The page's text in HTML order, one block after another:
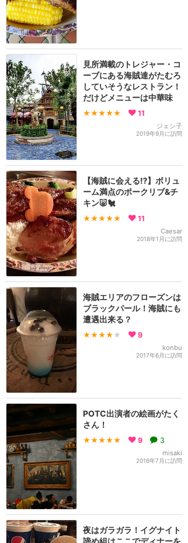
見所満載のトレジャー・コ
ーブにある海賊達がたむろ
していそうなレストラン！
だけどメニューは中華味
★★★★★ 11
ジェシ子
2019年9月に訪問
【海賊に会える⁉️】ボリュ
ーム満点のポークリブ&チ
キン🐷🐔
★★★★★ 11
Caesar
2018年1月に訪問
海賊エリアのフローズンは
ブラックパール！海賊にも
遭遇出来る？
★★★★ ★ 9
konbu
2017年6月に訪問
POTC出演者の絵画がたく
さん！
★★★★★ 9 3
misaki
2016年7月に訪問
夜はガラガラ！イグナイト
諦め組はここでディナーを